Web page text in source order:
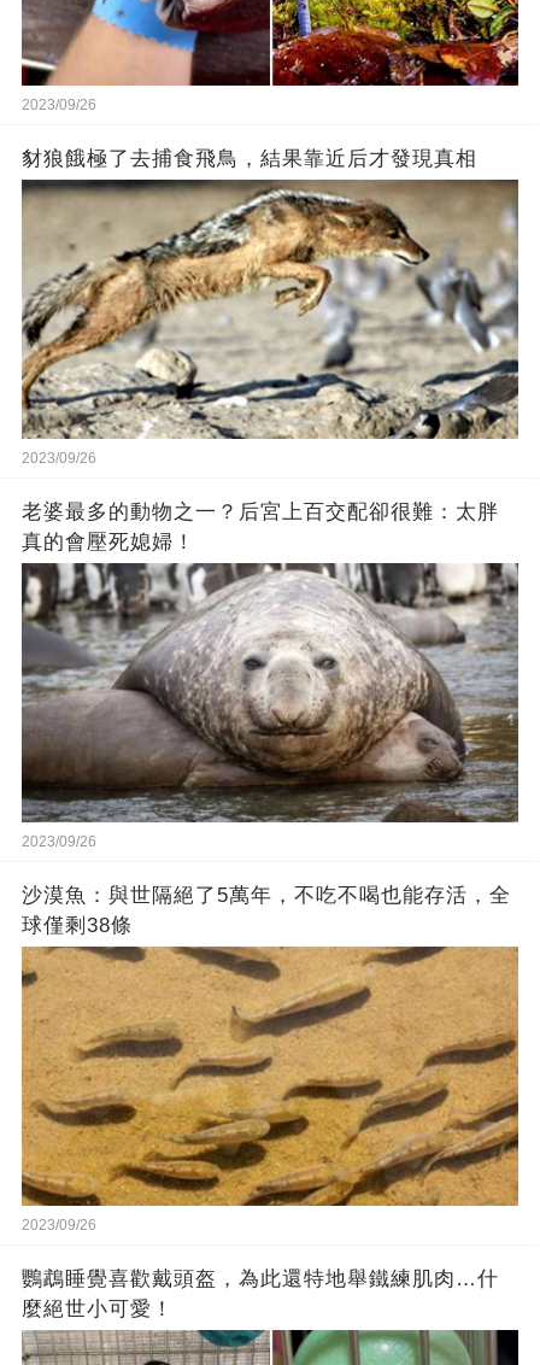
2023/09/26
豺狼餓極了去捕食飛鳥，結果靠近后才發現真相
2023/09/26
老婆最多的動物之一？后宮上百交配卻很難：太胖
真的會壓死媳婦！
2023/09/26
沙漠魚：與世隔絕了5萬年，不吃不喝也能存活，全
球僅剩38條
2023/09/26
鸚鵡睡覺喜歡戴頭盔，為此還特地舉鐵練肌肉…什
麼絕世小可愛！